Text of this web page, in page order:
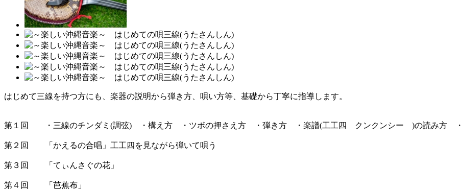
はじめて三線を持つ方にも、楽器の説明から弾き方、唄い方等、基礎から丁寧に指導します。
第１回 ・三線のチンダミ(調弦) ・構え方 ・ツボの押さえ方 ・弾き方 ・楽譜(工工四 クンクンシー )の読み方 ・
第２回 「かえるの合唱」工工四を見ながら弾いて唄う
第３回 「てぃんさぐの花」
第４回 「芭蕉布」